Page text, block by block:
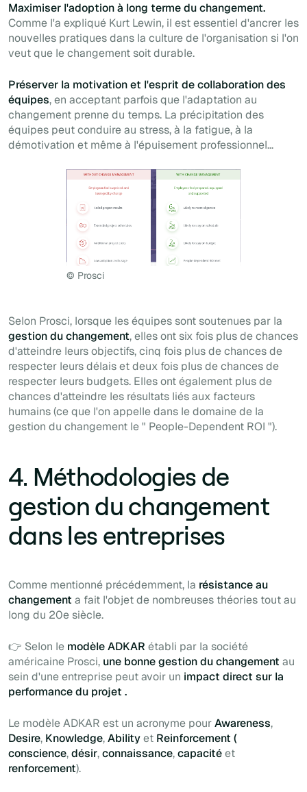
Maximiser l'adoption à long terme du changement.
Comme l'a expliqué Kurt Lewin, il est essentiel d'ancrer les
nouvelles pratiques dans la culture de l'organisation si l'on
veut que le changement soit durable.
Préserver la motivation et l'esprit de collaboration des
équipes, en acceptant parfois que l'adaptation au
changement prenne du temps. La précipitation des
équipes peut conduire au stress, à la fatigue, à la
démotivation et même à l'épuisement professionnel...
©️ Prosci
Selon Prosci, lorsque les équipes sont soutenues par la
gestion du changement, elles ont six fois plus de chances
d'atteindre leurs objectifs, cinq fois plus de chances de
respecter leurs délais et deux fois plus de chances de
respecter leurs budgets. Elles ont également plus de
chances d'atteindre les résultats liés aux facteurs
humains (ce que l'on appelle dans le domaine de la
gestion du changement le " People-Dependent ROI ").
4. Méthodologies de
gestion du changement
dans les entreprises
Comme mentionné précédemment, la résistance au
changement a fait l'objet de nombreuses théories tout au
long du 20e siècle.
👉 Selon le modèle ADKAR établi par la société
américaine Prosci, une bonne gestion du changement au
sein d'une entreprise peut avoir un impact direct sur la
performance du projet .
Le modèle ADKAR est un acronyme pourAwareness,
Desire, Knowledge,Abilityet Reinforcement (
conscience,désir,connaissance,capacitéet
renforcement).